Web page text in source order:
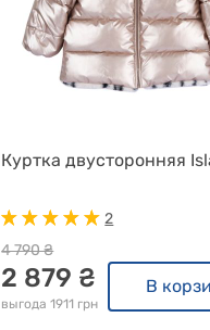
Куртка двусторонняя
2
4 790 ₴
2 879 ₴
выгода 1911 грн
В